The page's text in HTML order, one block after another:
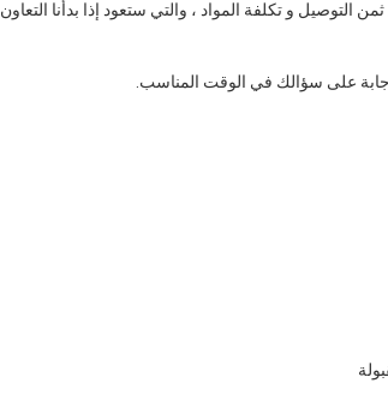
التوصيل و تكلفة المواد ، والتي ستعود إذا بدأنا التعاون.